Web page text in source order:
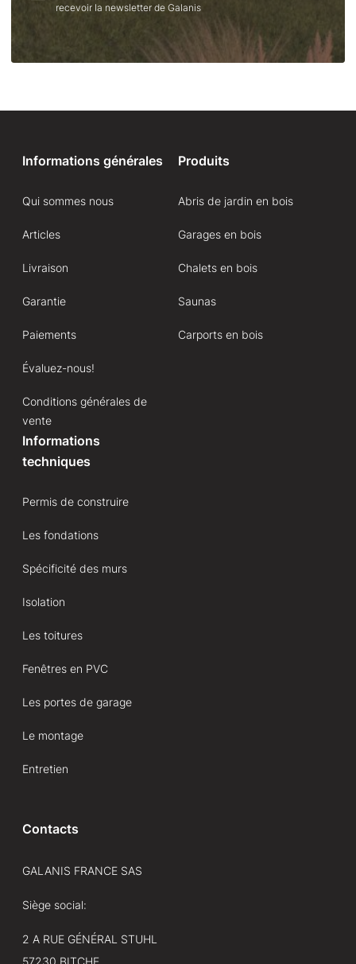
recevoir la newsletter de Galanis
Informations générales
Qui sommes nous
Articles
Livraison
Garantie
Paiements
Évaluez-nous!
Conditions générales de
vente
Produits
Abris de jardin en bois
Garages en bois
Chalets en bois
Saunas
Carports en bois
Informations
techniques
Permis de construire
Les fondations
Spécificité des murs
Isolation
Les toitures
Fenêtres en PVC
Les portes de garage
Le montage
Entretien
Contacts
GALANIS FRANCE SAS
Siège social:
2 A RUE GÉNÉRAL STUHL
57230 BITCHE